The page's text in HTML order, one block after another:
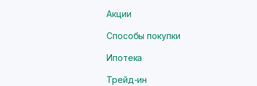
Акции
Способы покупки
Ипотека
Трейд-ин